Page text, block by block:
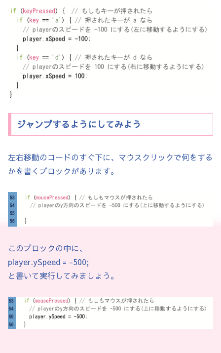
abstract class BlockBase {
  float x, y, w, h;
  color col = color(100);
BlockBase(float x, float y, float w,
    this.x = x;
    this.h = h;
  }
    rect(x, y, w, h);
  }
    if (p.ySpeed > 0) {
      // 落下中のみ：ブロックの「上」に着地させる
      p.y = this.y - p.size;
    } else if (p.ySpeed < 0) {
// 上昇中（ジャンプ中）のみ：ブロックの「下
      p.y = this.y + this.h;
ジャンプするようにしてみよう
左右移動のコードのすぐ下に、マウスクリックで何をする
かを書くブロックがあります。
このブロックの中に、
player.ySpeed = -500;
と書いて実行してみましょう。